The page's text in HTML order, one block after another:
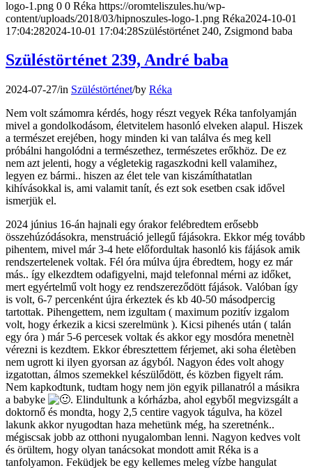
logo-1.png 0 0 Réka https://oromteliszules.hu/wp-
content/uploads/2018/03/hipnoszules-logo-1.png Réka2024-10-01
17:04:282024-10-01 17:04:28Szüléstörténet 240, Zsigmond baba
Szüléstörténet 239, André baba
2024-07-27/in Szüléstörténet/by Réka
Nem volt számomra kérdés, hogy részt vegyek Réka tanfolyamján
mivel a gondolkodásom, életvitelem hasonló elveken alapul. Hiszek
a természet erejében, hogy minden ki van találva és meg kell
próbálni hangolódni a természethez, természetes erőkhöz. De ez
nem azt jelenti, hogy a végletekig ragaszkodni kell valamihez,
legyen ez bármi.. hiszen az élet tele van kiszámíthatatlan
kihívásokkal is, ami valamit tanít, és ezt sok esetben csak idővel
ismerjük el.
2024 június 16-án hajnali egy órakor felébredtem erősebb
összehúzódásokra, menstruáció jellegű fájásokra. Ekkor még tovább
pihentem, mivel már 3-4 hete előfordultak hasonló kis fájások amik
rendszertelenek voltak. Fél óra múlva újra ébredtem, hogy ez már
más.. így elkezdtem odafigyelni, majd telefonnal mérni az időket,
mert egyértelmű volt hogy ez rendszereződött fájások. Valóban így
is volt, 6-7 percenként újra érkeztek és kb 40-50 másodpercig
tartottak. Pihengettem, nem izgultam ( maximum pozitív izgalom
volt, hogy érkezik a kicsi szerelmünk ). Kicsi pihenés után ( talán
egy óra ) már 5-6 percesek voltak és akkor egy mosdóra menetnèl
vérezni is kezdtem. Ekkor ébresztettem férjemet, aki soha életèben
nem ugrott ki ilyen gyorsan az ágyból. Nagyon édes volt ahogy
izgatottan, álmos szemekkel készülődött, és közben figyelt rám.
Nem kapkodtunk, tudtam hogy nem jön egyik pillanatról a másikra
a babyke
. Elindultunk a kórházba, ahol egyből megvizsgált a
doktornő és mondta, hogy 2,5 centire vagyok tágulva, ha közel
lakunk akkor nyugodtan haza mehetünk még, ha szeretnénk..
mégiscsak jobb az otthoni nyugalomban lenni. Nagyon kedves volt
és örültem, hogy olyan tanácsokat mondott amit Réka is a
tanfolyamon. Feküdjek be egy kellemes meleg vízbe hangulat